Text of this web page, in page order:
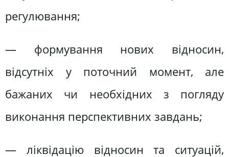
регулювання;
— формування нових відносин,
відсутніх у поточний момент, але
бажаних чи необхідних з погляду
виконання перспективних завдань;
— ліквідацію відносин та ситуацій,